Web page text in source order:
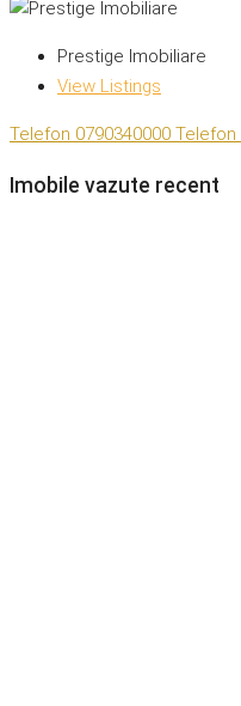
Prestige Imobiliare
View Listings
Telefon 0790340000 Telefon
Imobile vazute recent